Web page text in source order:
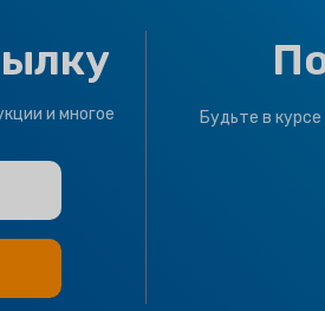
и многое
Будьте в